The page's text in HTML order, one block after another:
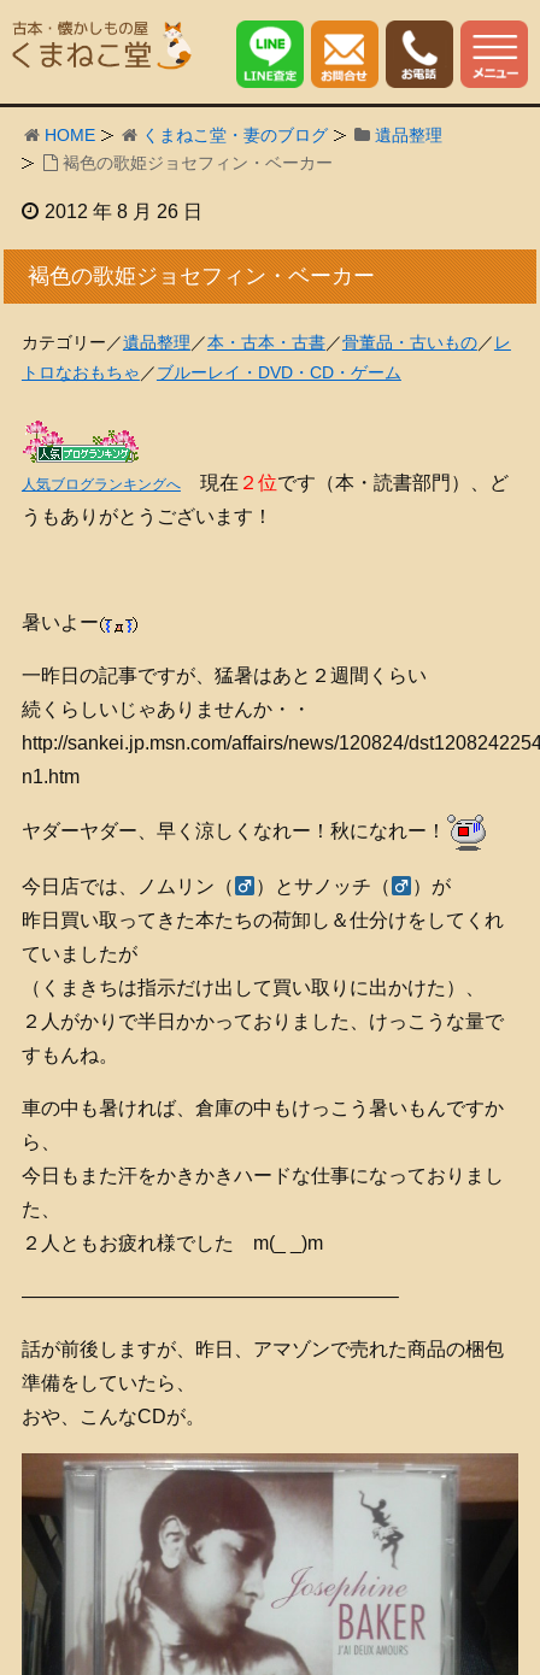
HOME くまねこ堂・妻のブログ
遺品整理
褐色の歌姫ジョセフィン・ベーカー
2012 年 8 月 26 日
褐色の歌姫ジョセフィン・ベーカー
カテゴリー／遺品整理／本・古本・古書／骨董品・古いもの／ レ
トロなおもちゃ／ブルーレイ・DVD・CD・ゲーム
人気ブログランキングへ現在 ２位です（本・読書部門）、ど
うもありがとうございます！
暑いよー
一昨日の記事ですが、猛暑はあと２週間くらい
続くらしいじゃありませんか・・
http://sankei.jp.msn.com/affairs/news/120824/
n1.htm
ヤダーヤダー、早く涼しくなれー！秋になれー！
今日店では、ノムリン（ ）とサノッチ（
）が
昨日買い取ってきた本たちの荷卸し＆仕分けをしてくれ
ていましたが
（くまきちは指示だけ出して買い取りに出かけた）、
２人がかりで半日かかっておりました、けっこうな量で
すもんね。
車の中も暑ければ、倉庫の中もけっこう暑いもんですか
ら、
今日もまた汗をかきかきハードな仕事になっておりまし
た、
２人ともお疲れ様でした m(_ _)m
———————————————————–
話が前後しますが、昨日、アマゾンで売れた商品の梱包
準備をしていたら、
おや、こんなCDが。